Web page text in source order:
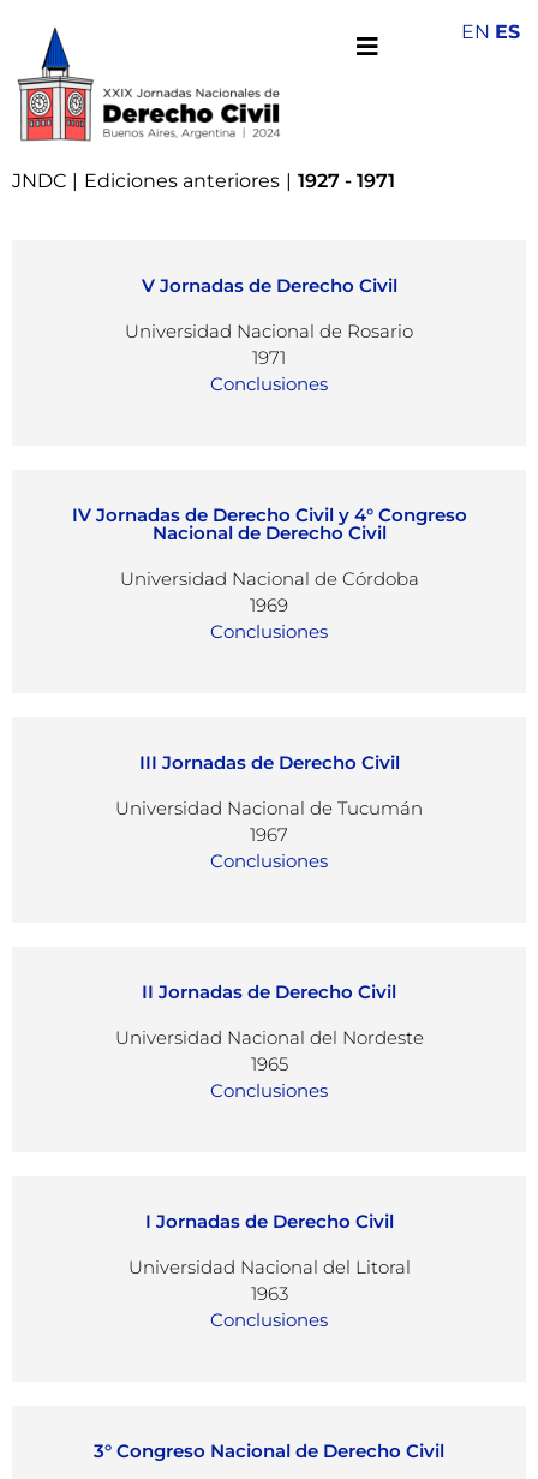
JNDC | Ediciones anteriores | 1927 - 1971​
V Jornadas de Derecho Civil
Universidad Nacional de Rosario
1971
Conclusiones
IV Jornadas de Derecho Civil y 4° Congreso
Nacional de Derecho Civil
Universidad Nacional de Córdoba
1969
Conclusiones
III Jornadas de Derecho Civil
Universidad Nacional de Tucumán
1967
Conclusiones
II Jornadas de Derecho Civil
Universidad Nacional del Nordeste
1965
Conclusiones
I Jornadas de Derecho Civil
Universidad Nacional del Litoral
1963
Conclusiones
3° Congreso Nacional de Derecho Civil
EN ES